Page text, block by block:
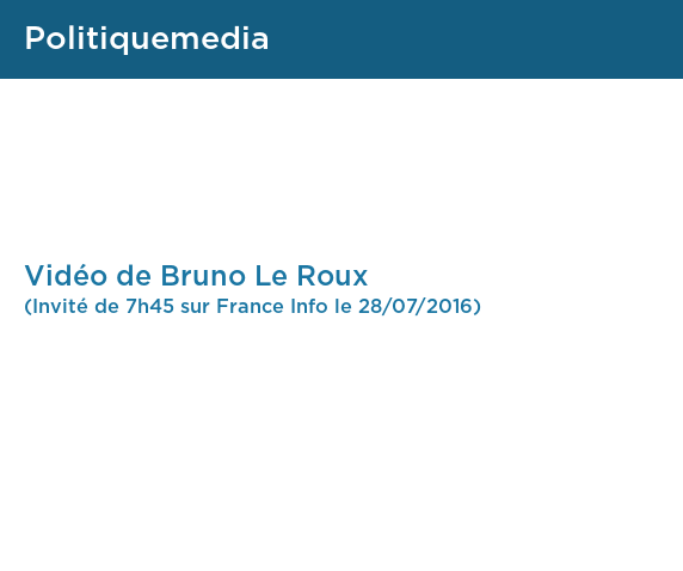
Politiquemedia
Vidéo de Bruno Le Roux
(Invité de 7h45 sur France Info le 28/07/2016)